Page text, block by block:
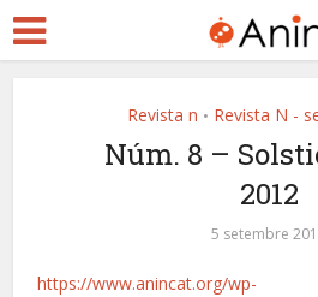
Revista n • Revista N -
Núm. 8 –
2012
5 setembre
https://www.anincat.org/wp-